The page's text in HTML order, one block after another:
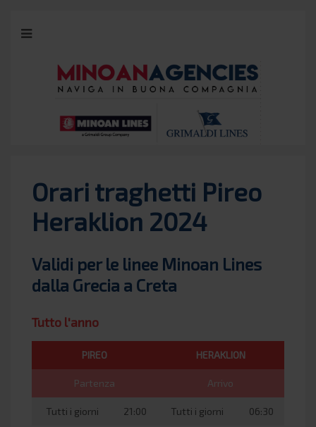
Orari traghetti Pireo
Heraklion 2024
Validi per le linee Minoan Lines
dalla Grecia a Creta
Tutto l'anno
PIREO HERAKLION
Partenza Arrivo
Tutti i giorni 21:00 Tutti i giorni 06:30